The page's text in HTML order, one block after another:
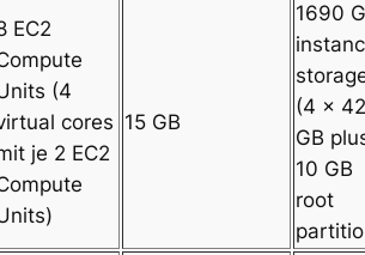
EC2
(4
cores
je 2 EC2
15 GB
1690
(4 x
GB
10 GB
root